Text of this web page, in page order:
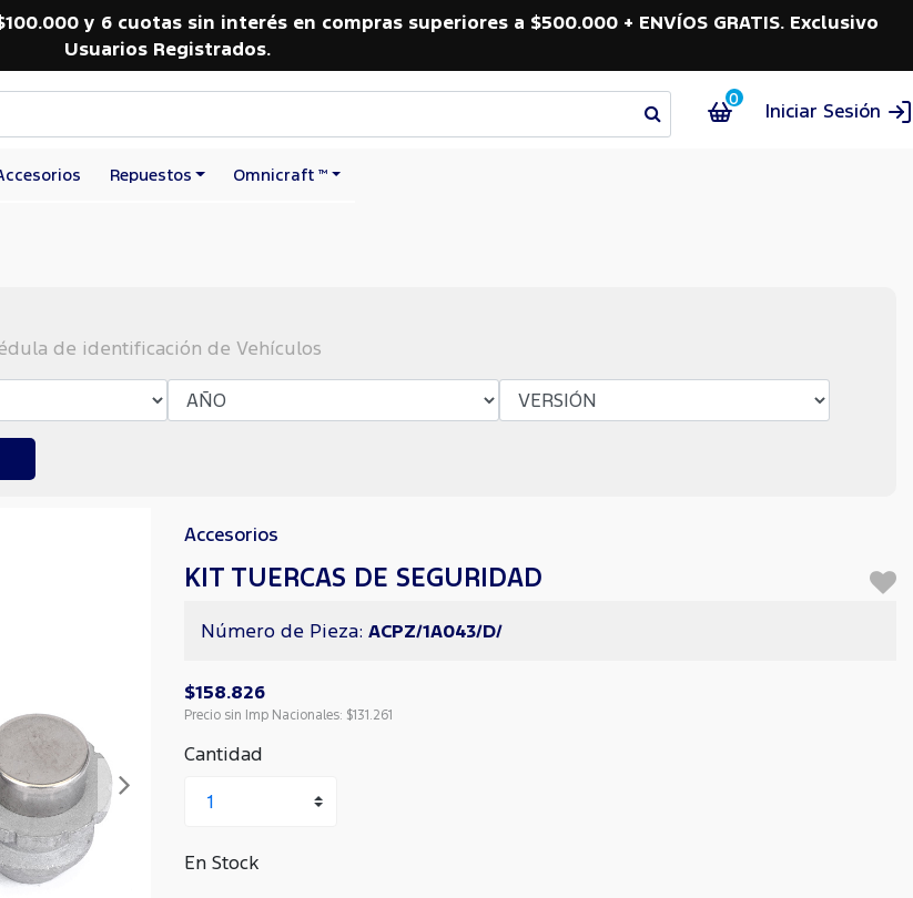
y 6 cuotas sin interés en compras superiores a $500.000 + ENVÍOS GRATIS. Exclusivo
Usuarios Registrados.
0
Iniciar Sesión
Repuestos Omnicraft ™
de identificación de Vehículos
Siguiente
Accesorios
KIT TUERCAS DE SEGURIDAD
Número de Pieza: ACPZ/1A043/D/
$158.826
Precio sin Imp Nacionales: $131.261
Cantidad
En Stock